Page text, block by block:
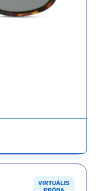
VIRTUÁLIS